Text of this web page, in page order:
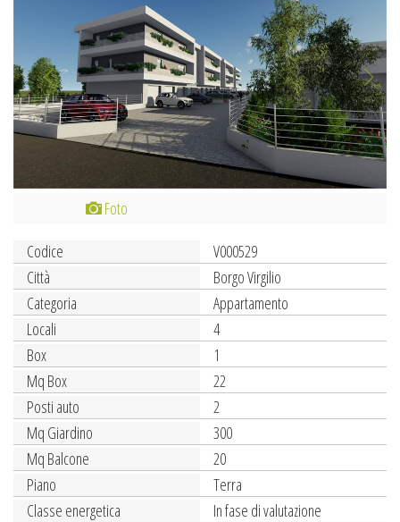
Foto
Codice
V000529
Città
Borgo Virgilio
Categoria
Appartamento
Locali
4
Box
1
Mq Box
22
Posti auto
2
Mq Giardino
300
Mq Balcone
20
Piano
Terra
Classe energetica
In fase di valutazione